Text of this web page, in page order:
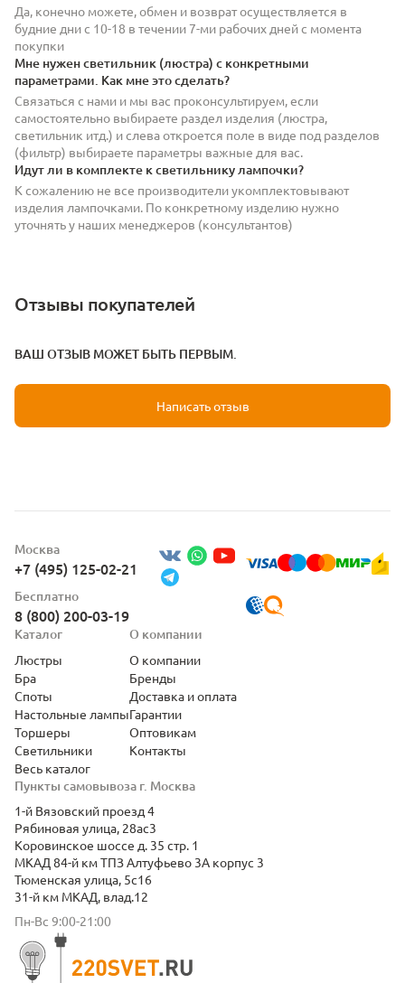
Да, конечно можете, обмен и возврат осуществляется в
будние дни с 10-18 в течении 7-ми рабочих дней с момента
покупки
Мне нужен светильник (люстра) с конкретными
параметрами. Как мне это сделать?
Связаться с нами и мы вас проконсультируем, если
самостоятельно выбираете раздел изделия (люстра,
светильник итд.) и слева откроется поле в виде под разделов
(фильтр) выбираете параметры важные для вас.
Идут ли в комплекте к светильнику лампочки?
К сожалению не все производители укомплектовывают
изделия лампочками. По конкретному изделию нужно
уточнять у наших менеджеров (консультантов)
Отзывы покупателей
ВАШ ОТЗЫВ МОЖЕТ БЫТЬ ПЕРВЫМ.
Написать отзыв
Москва
+7 (495) 125-02-21
Бесплатно
8 (800) 200-03-19
Пункты самовывоза г. Москва
1-й Вязовский проезд 4
Рябиновая улица, 28ас3
Коровинское шоссе д. 35 стр. 1
МКАД 84-й км ТПЗ Алтуфьево 3А корпус 3
Тюменская улица, 5с16
31-й км МКАД, влад.12
Пн-Вс 9:00-21:00
Каталог
Люстры
Бра
Споты
Настольные лампы
Торшеры
Светильники
Весь каталог
О компании
О компании
Бренды
Доставка и оплата
Гарантии
Оптовикам
Контакты